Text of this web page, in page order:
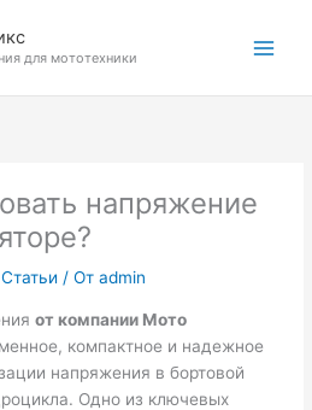
для мототехники
напряжение
Статьи / Отadmin
от компании Мото
компактное и надежное
напряжения в бортовой
Одно из ключевых